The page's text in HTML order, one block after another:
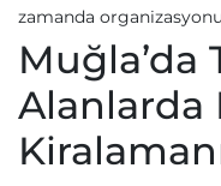
zamanda
Muğla’da
Alanlarda